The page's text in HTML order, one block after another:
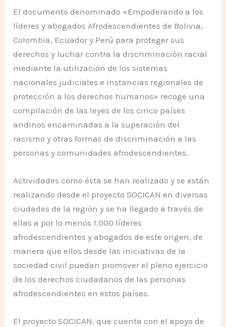
El documento denominado «Empoderando a los
líderes y abogados Afrodescendientes de Bolivia,
Colombia, Ecuador y Perú para proteger sus
derechos y luchar contra la discriminación racial
mediante la utilización de los sistemas
nacionales judiciales e instancias regionales de
protección a los derechos humanos» recoge una
compilación de las leyes de los cinco países
andinos encaminadas a la superación del
racismo y otras formas de discriminación a las
personas y comunidades afrodescendientes.
Actividades como ésta se han realizado y se están
realizando desde el proyecto SOCICAN en diversas
ciudades de la región y se ha llegado a través de
ellas a por lo menos 1.000 líderes
afrodescendientes y abogados de este origen, de
manera que ellos desde las iniciativas de la
sociedad civil puedan promover el pleno ejercicio
de los derechos ciudadanos de las personas
afrodescendientes en estos países.
El proyecto SOCICAN, que cuenta con el apoyo de